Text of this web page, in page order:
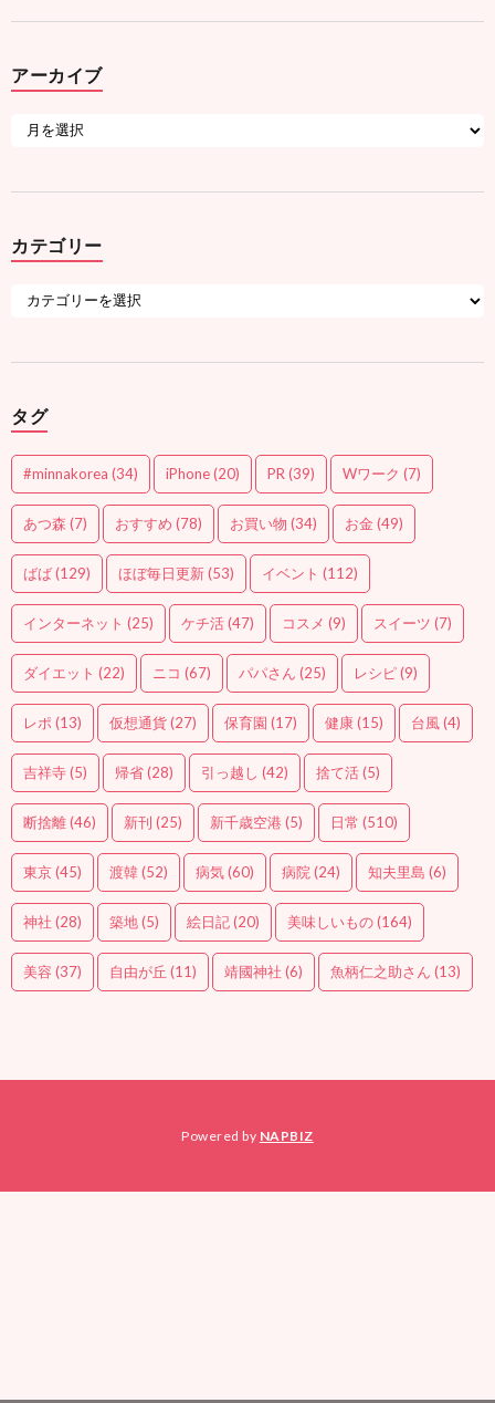
アーカイブ
カテゴリー
タグ
#minnakorea (34) iPhone(20) PR (39) Wワーク (7)
あつ森 (7) おすすめ (78) お買い物 (34) お金 (49)
ばば(129) ほぼ毎日更新(53) イベント (112)
インターネット (25) ケチ活(47) コスメ (9) スイーツ (7)
ダイエット (22) ニコ (67) パパさん (25) レシピ(9)
レポ (13) 仮想通貨(27) 保育園 (17) 健康(15) 台風(4)
吉祥寺(5) 帰省(28) 引っ越し (42) 捨て活(5)
断捨離(46) 新刊 (25) 新千歳空港(5) 日常 (510)
東京(45) 渡韓(52) 病気(60) 病院 (24) 知夫里島 (6)
神社 (28) 築地(5) 絵日記(20) 美味しいもの(164)
美容 (37) 自由が丘 (11) 靖國神社 (6) 魚柄仁之助さん (13)
Powered by NAPBIZ